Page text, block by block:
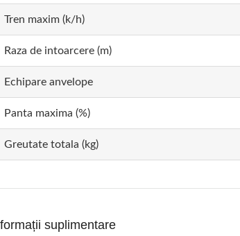
Tren maxim (k/h)
Raza de intoarcere (m)
Echipare anvelope
Panta maxima (%)
Greutate totala (kg)
suplimentare